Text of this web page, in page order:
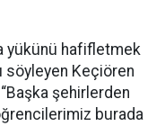
yükünü hafifletmek
söyleyen Keçiören
şehirlerden
burada